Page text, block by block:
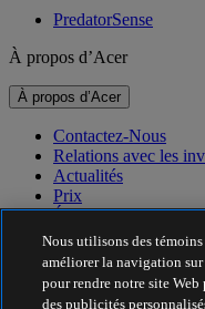
PredatorSense
À propos d’Acer
À propos d’Acer
Contactez-Nous
Relations avec les
Actualités
Prix
Événements
Durabilité
Durabilité
Nous utilisons des
améliorer la navigation sur
pour rendre notre site
des publicités